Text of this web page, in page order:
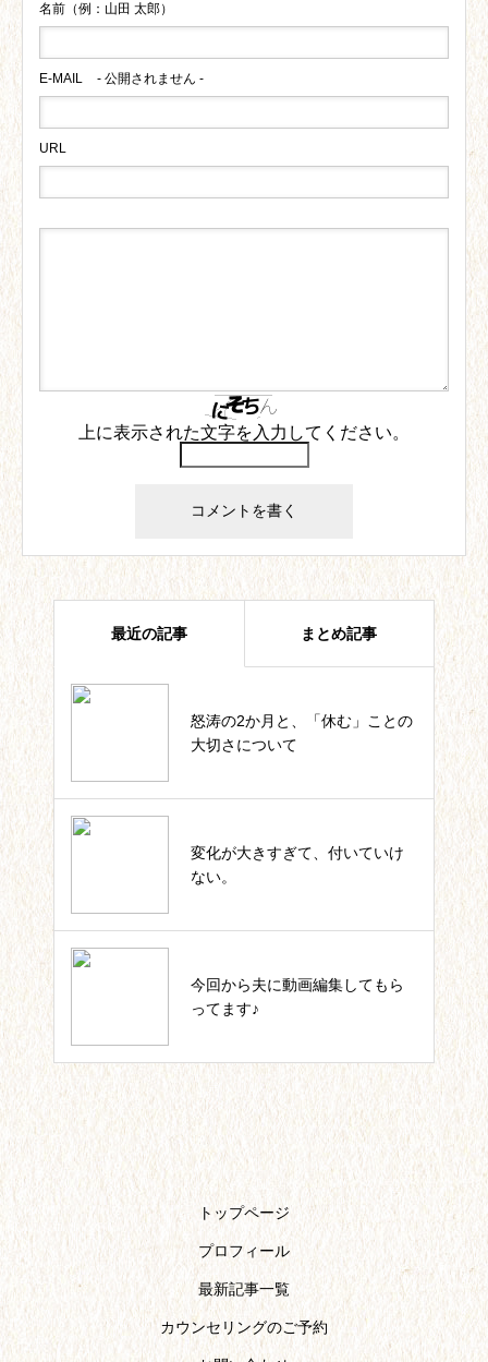
名前（例：山田 太郎）
E-MAIL - 公開されません -
URL
上に表示された文字を入力してください。
最近の記事 まとめ記事
怒涛の2か月と、「休む」ことの
大切さについて
変化が大きすぎて、付いていけ
ない。
今回から夫に動画編集してもら
ってます♪
四葉ストーリー記事一覧
私のカウンセラー起業。これまで
の軌跡一覧
いっしょにIKUJI★セルフコーチ
ング記事一覧
トップページ
プロフィール
最新記事一覧
カウンセリングのご予約